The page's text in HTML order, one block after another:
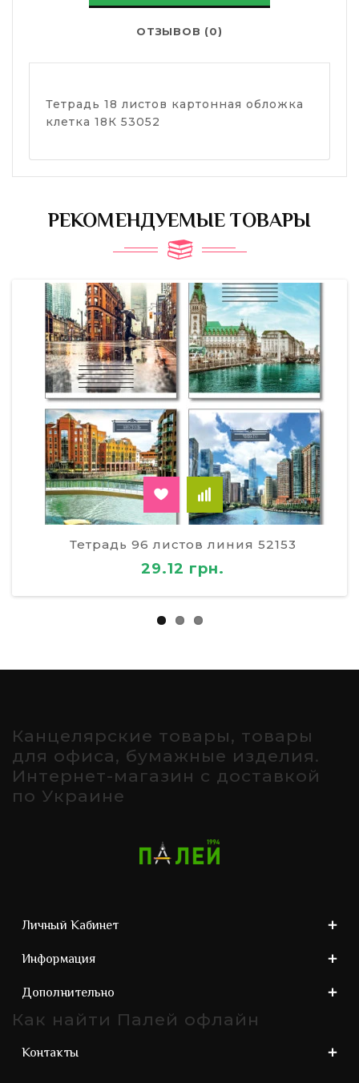
ОТЗЫВОВ (0)
Тетрадь 18 листов картонная обложка
клетка 18К 53052
РЕКОМЕНДУЕМЫЕ ТОВАРЫ
Тетрадь 96 листов линия 52153
29.12 грн.
Канцелярские товары, товары
для офиса, бумажные изделия.
Интернет-магазин с доставкой
по Украине
Личный Кабинет
Информация
Дополнительно
Как найти Палей офлайн
Контакты